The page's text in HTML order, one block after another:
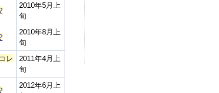
2010年5月上
旬
2010年8月上
旬
レ
2011年4月上
旬
2012年6月上